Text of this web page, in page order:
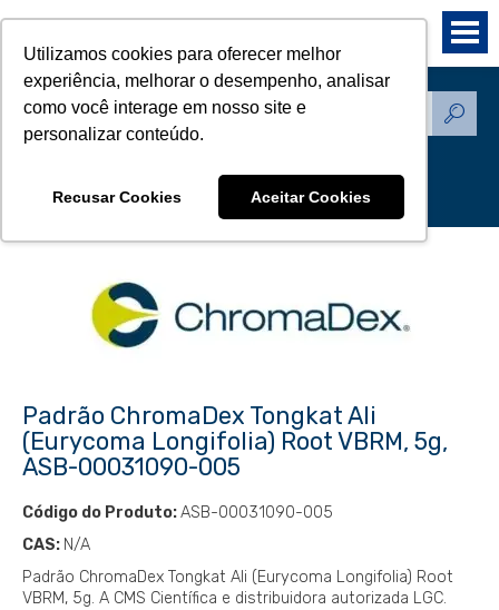
Utilizamos cookies para oferecer melhor
experiência, melhorar o desempenho, analisar
como você interage em nosso site e
personalizar conteúdo.
Recusar Cookies Aceitar Cookies
Produtos - Padrões de
Padrão ChromaDex Tongkat Ali
(Eurycoma Longifolia) Root VBRM, 5g,
ASB-00031090-005
Código do Produto:ASB-00031090-005
CAS: N/A
Padrão ChromaDex Tongkat Ali (Eurycoma Longifolia) Root
VBRM, 5g. A CMS Científica e distribuidora autorizada LGC.